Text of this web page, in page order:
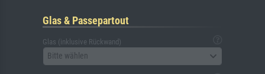
Glas & Passepartout
Glas (inklusive Rückwand)
Bitte wählen